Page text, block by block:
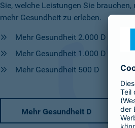
Sie, welche Leistungen Sie brauchen,
mehr Gesundheit zu erleben.
Mehr Gesundheit 2.000 D
Mehr Gesundheit 1.000 D
Mehr Gesundheit 500 D
Mehr Gesundheit D